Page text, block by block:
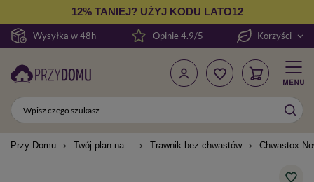
Wysyłka w 48h
12% TANIEJ? UŻYJ KODU LATO12
Opinie 4.9/5 Korzyści
Przy Domu Twój plan na... Trawnik bez chwastów Chwastox